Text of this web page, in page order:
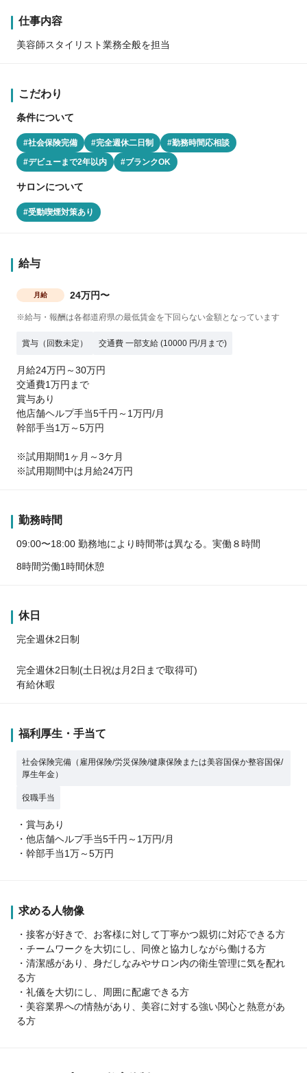
仕事内容
美容師スタイリスト業務全般を担当
こだわり
条件について
#社会保険完備 #完全週休二日制
#勤務時間応相談
#デビューまで2年以内
#ブランクOK
サロンについて
#受動喫煙対策あり
給与
月給 24万円〜
※給与・報酬は各都道府県の最低賃金を下回らない金額となっています
賞与（回数未定） 交通費 一部支給 (10000 円/月まで)
月給24万円～30万円
交通費1万円まで
賞与あり
他店舗ヘルプ手当5千円～1万円/月
幹部手当1万～5万円
※試用期間1ヶ月～3ケ月
※試用期間中は月給24万円
勤務時間
09:00〜18:00 勤務地により時間帯は異なる。実働８時間
8時間労働1時間休憩
休日
完全週休2日制
完全週休2日制(土日祝は月2日まで取得可)
有給休暇
福利厚生・手当て
社会保険完備（雇用保険/労災保険/健康保険または美容国保か整容国保/
厚生年金）
役職手当
・賞与あり
・他店舗ヘルプ手当5千円～1万円/月
・幹部手当1万～5万円
求める人物像
・接客が好きで、お客様に対して丁寧かつ親切に対応できる方
・チームワークを大切にし、同僚と協力しながら働ける方
・清潔感があり、身だしなみやサロン内の衛生管理に気を配れ
る方
・礼儀を大切にし、周囲に配慮できる方
・美容業界への情熱があり、美容に対する強い関心と熱意があ
る方